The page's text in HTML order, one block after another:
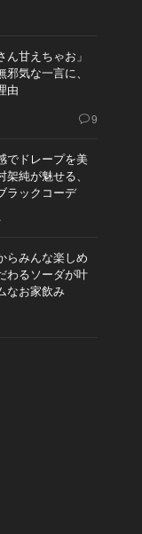
ん甘えちゃお」
気な一言に、
由
9
でドレープを美
純が魅せる、
ラックコーデ
らみんな楽しめ
わるソーダが叶
なお家飲み